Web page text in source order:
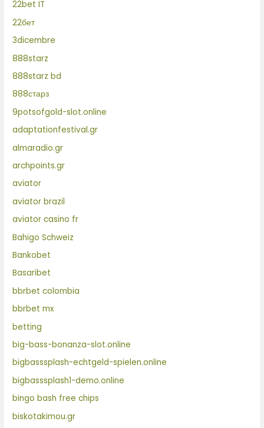
22bet IT
22бет
3dicembre
888starz
888starz bd
888старз
9potsofgold-slot.online
adaptationfestival.gr
almaradio.gr
archpoints.gr
aviator
aviator brazil
aviator casino fr
Bahigo Schweiz
Bankobet
Basaribet
bbrbet colombia
bbrbet mx
betting
big-bass-bonanza-slot.online
bigbasssplash-echtgeld-spielen.online
bigbasssplash1-demo.online
bingo bash free chips
biskotakimou.gr